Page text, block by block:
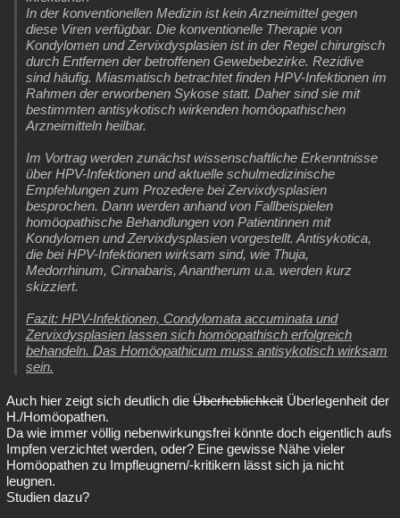
In der konventionellen Medizin ist kein Arzneimittel gegen
diese Viren verfügbar. Die konventionelle Therapie von
Kondylomen und Zervixdysplasien ist in der Regel chirurgisch
durch Entfernen der betroffenen Gewebebezirke. Rezidive
sind häufig. Miasmatisch betrachtet finden HPV-Infektionen im
Rahmen der erworbenen Sykose statt. Daher sind sie mit
bestimmten antisykotisch wirkenden homöopathischen
Arzneimitteln heilbar.
Im Vortrag werden zunächst wissenschaftliche Erkenntnisse
über HPV-Infektionen und aktuelle schulmedizinische
Empfehlungen zum Prozedere bei Zervixdysplasien
besprochen. Dann werden anhand von Fallbeispielen
homöopathische Behandlungen von Patientinnen mit
Kondylomen und Zervixdysplasien vorgestellt. Antisykotica,
die bei HPV-Infektionen wirksam sind, wie Thuja,
Medorrhinum, Cinnabaris, Anantherum u.a. werden kurz
skizziert.
Fazit: HPV-Infektionen, Condylomata accuminata und
Zervixdysplasien lassen sich homöopathisch erfolgreich
behandeln. Das Homöopathicum muss antisykotisch wirksam
sein.
Auch hier zeigt sich deutlich die Überheblichkeit Überlegenheit der
H./Homöopathen.
Da wie immer völlig nebenwirkungsfrei könnte doch eigentlich aufs
Impfen verzichtet werden, oder? Eine gewisse Nähe vieler
Homöopathen zu Impfleugnern/-kritikern lässt sich ja nicht
leugnen.
Studien dazu?